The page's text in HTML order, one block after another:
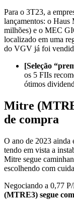
Para o 3T23, a
lançamentos: o
milhões) e o MEC
localizado em uma
do VGV já foi
[Seleção
os 5 FIIs
ótimos
Mitre
de compra
O ano de 2023 ainda
tendo em vista a
Mitre segue
escolhendo com
Negociando a 0,77
(MTRE3) segue